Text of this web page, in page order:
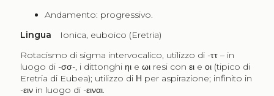
Andamento: progressivo.
Lingua Ionica, euboico (Eretria)
Rotacismo di sigma intervocalico, utilizzo di -ττ– in
luogo di -σσ-, i dittonghi ηιe ωιresi con ειe οι(tipico di
Eretria di Eubea); utilizzo di Η per aspirazione; infinito in
-εινin luogo di -ειναι.